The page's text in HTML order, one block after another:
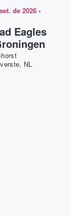
de 2026 •
Eagles
NL